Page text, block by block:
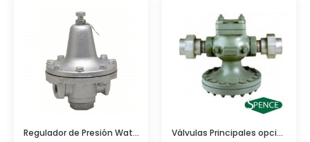
Regulador de Presión Watts Modelo 152A Válvulas Principales opciones para Reguladoras